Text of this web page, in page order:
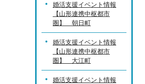
婚活支援イベント情報
【山形連携中枢都市
圏】 朝日町
婚活支援イベント情報
【山形連携中枢都市
圏】 大江町
婚活支援イベント情報